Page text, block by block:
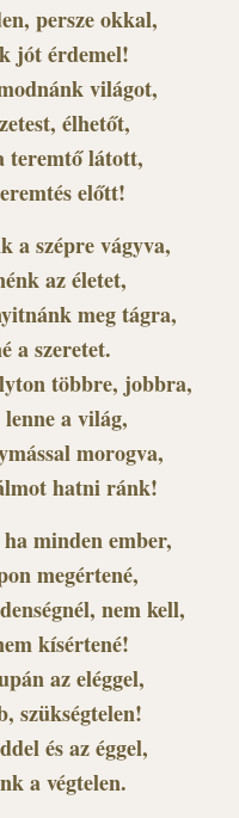
persze okkal,
jót érdemel!
világot,
élhetőt,
teremtő látott,
előtt!
a szépre vágyva,
az életet,
meg tágra,
a szeretet.
többre, jobbra,
a világ,
morogva,
hatni ránk!
minden ember,
megértené,
nem kell,
kísértené!
az eléggel,
szükségtelen!
és az éggel,
a végtelen.